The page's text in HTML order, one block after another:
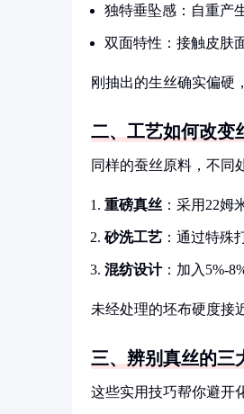
独特垂坠感：自重产
双面特性：接触皮肤
刚抽出的生丝确实偏硬
二、工艺如何改变
同样的蚕丝原料，不同
重磅真丝 ：采用22
砂洗工艺 ：通过特殊
混纺设计：加入5%-
未经处理的坯布硬度接
三、辨别真丝的三
这些实用技巧帮你避开